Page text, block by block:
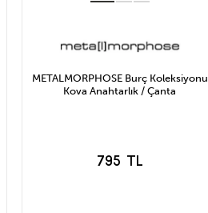
METALMORPHOSE Burç Koleksiyonu
Kova Anahtarlık / Çanta
795 TL